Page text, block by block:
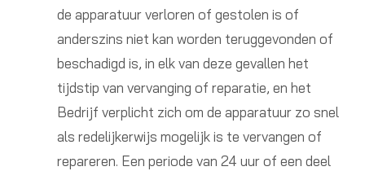
de apparatuur verloren of gestolen is of
anderszins niet kan worden teruggevonden of
beschadigd is, in elk van deze gevallen het
tijdstip van vervanging of reparatie, en het
Bedrijf verplicht zich om de apparatuur zo snel
als redelijkerwijs mogelijk is te vervangen of
repareren. Een periode van 24 uur of een deel